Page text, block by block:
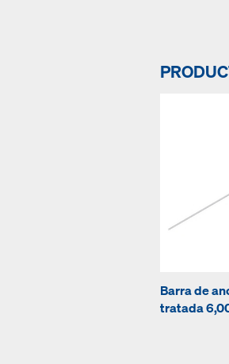
Barra de
tratada